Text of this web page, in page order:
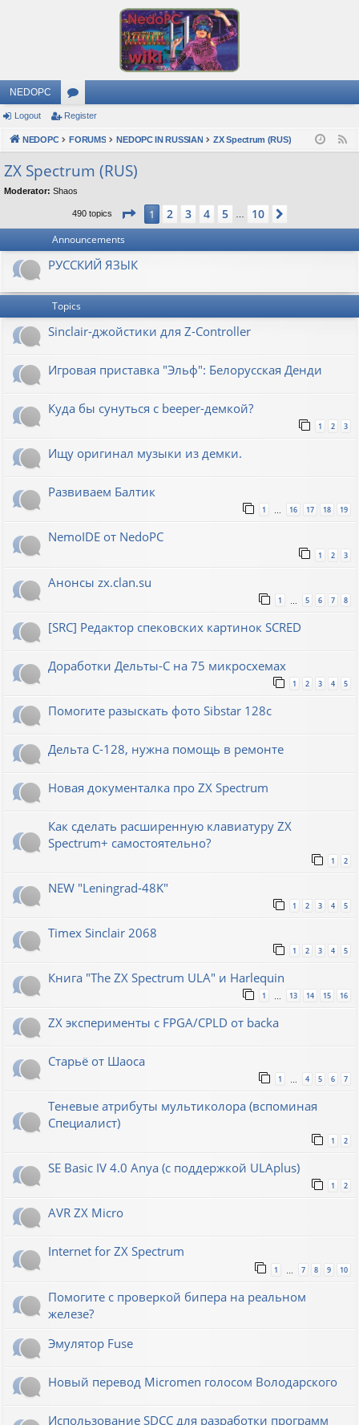
NEDOPC
or
u
s
Logout Register
NEDOPC FORUMS NEDOPC IN RUSSIAN ZX Spectrum (RUS)
ZX Spectrum (RUS)
Moderator: Shaos
490 topics Page 1of10
1 2 3 4 5 10
Announcements
РУССКИЙ ЯЗЫК
Topics
Sinclair-джойстики для Z-Controller
Игровая приставка "Эльф": Белорусская Денди
Куда бы сунуться с beeper-демкой?
1 2 3
Ищу оригинал музыки из демки.
Развиваем Балтик
1 … 16 17 18 19
NemoIDE от NedoPC
1 2 3
Анонсы zx.clan.su
1 5 6 7 8
[SRC] Редактор спековских картинок SCRED
Доработки Дельты-С на 75 микросхемах
1 2 3 4 5
Помогите разыскать фото Sibstar 128с
Дельта С-128, нужна помощь в ремонте
Новая документалка про ZX Spectrum
Как сделать расширенную клавиатуру ZX
Spectrum+ самостоятельно?
1 2
NEW "Leningrad-48K"
1 2 3 4 5
Timex Sinclair 2068
1 2 3 4 5
Книга "The ZX Spectrum ULA" и Harlequin
1 … 13 14 15 16
ZX эксперименты с FPGA/CPLD от backa
Старьё от Шаоса
1 … 4 5 6 7
Теневые атрибуты мультиколора (вспоминая
Специалист)
1 2
SE Basic IV 4.0 Anya (с поддержкой ULAplus)
1 2
AVR ZX Micro
Internet for ZX Spectrum
1 7 8 9 10
Помогите с проверкой бипера на реальном
железе?
Эмулятор Fuse
Новый перевод Micromen голосом Володарского
Использование SDCC для разработки программ